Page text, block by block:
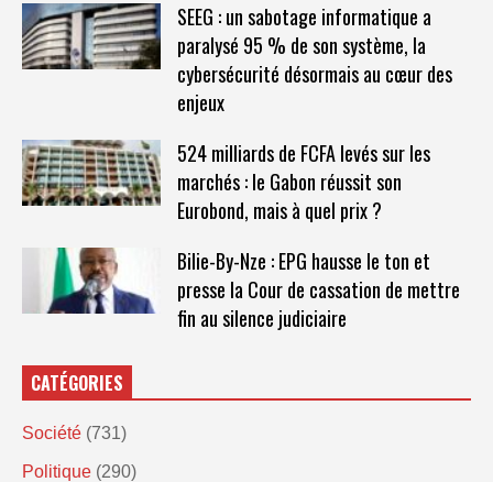
SEEG : un sabotage informatique a
paralysé 95 % de son système, la
cybersécurité désormais au cœur des
enjeux
524 milliards de FCFA levés sur les
marchés : le Gabon réussit son
Eurobond, mais à quel prix ?
Bilie-By-Nze : EPG hausse le ton et
presse la Cour de cassation de mettre
fin au silence judiciaire
CATÉGORIES
Société (731)
Politique (290)